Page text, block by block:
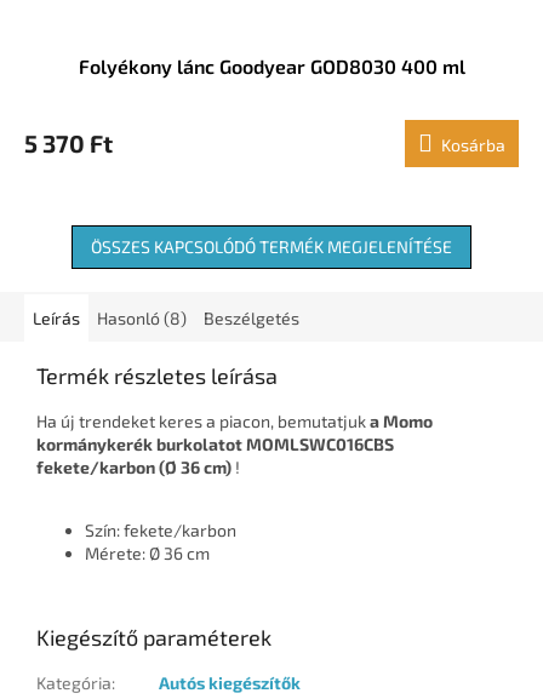
Folyékony lánc Goodyear GOD8030 400 ml
5 370 Ft Kosárba
ÖSSZES KAPCSOLÓDÓ TERMÉK MEGJELENÍTÉSE
Leírás Hasonló (8) Beszélgetés
Termék részletes leírása
Ha új trendeket keres a piacon, bemutatjuka Momo
kormánykerék burkolatot MOMLSWC016CBS
fekete/karbon (Ø 36 cm) !
Szín: fekete/karbon
Mérete: Ø 36 cm
Kiegészítő paraméterek
Kategória:
Autós kiegészítők